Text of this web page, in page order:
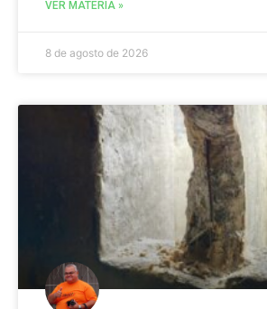
VER MATÉRIA »
8 de agosto de 2026